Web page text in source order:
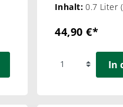
Inhalt:0.7 Liter
44,90 €*
In